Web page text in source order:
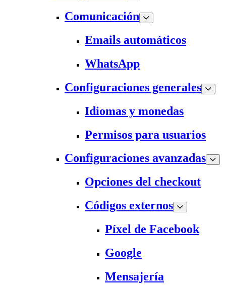
Comunicación
Emails automáticos
WhatsApp
Configuraciones generales
Idiomas y monedas
Permisos para usuarios
Configuraciones avanzadas
Opciones del checkout
Códigos externos
Píxel de Facebook
Google
Mensajería